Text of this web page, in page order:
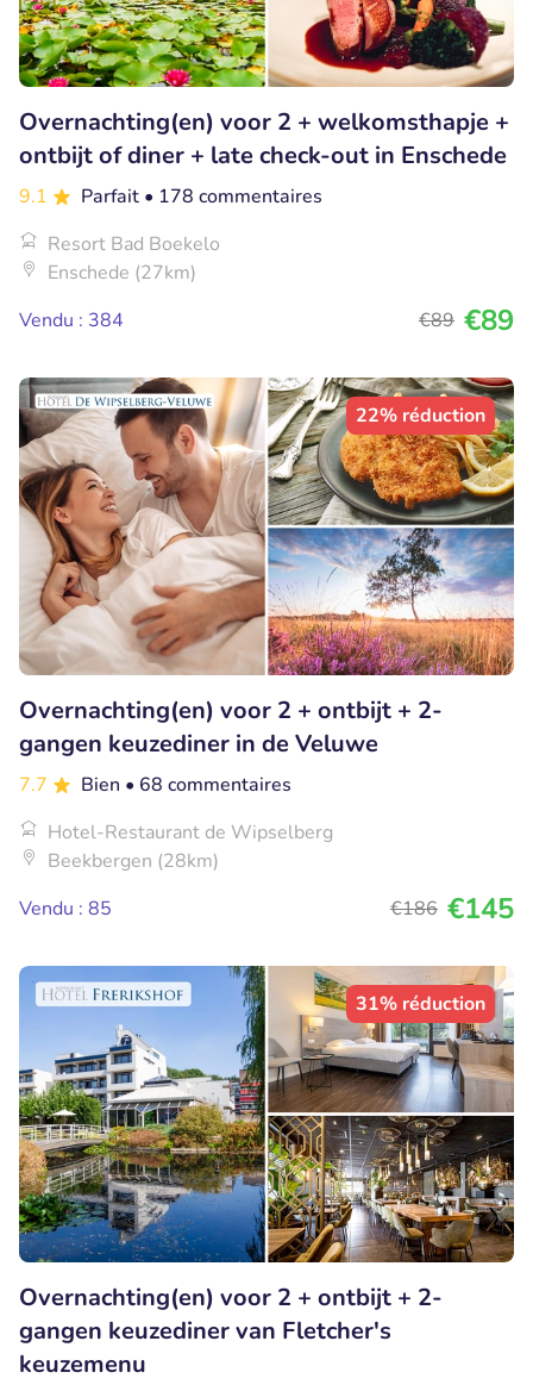
Overnachting(en) voor 2 + welkomsthapje +
ontbijt of diner + late check-out in Enschede
9.1 Parfait • 178 commentaires
Resort Bad Boekelo
Enschede (27km)
Vendu : 384
€89 €89
22% réduction
Overnachting(en) voor 2 + ontbijt + 2-
gangen keuzediner in de Veluwe
7.7 Bien • 68 commentaires
Hotel-Restaurant de Wipselberg
Beekbergen (28km)
Vendu : 85
€186 €145
31% réduction
Overnachting(en) voor 2 + ontbijt + 2-
gangen keuzediner van Fletcher's
keuzemenu